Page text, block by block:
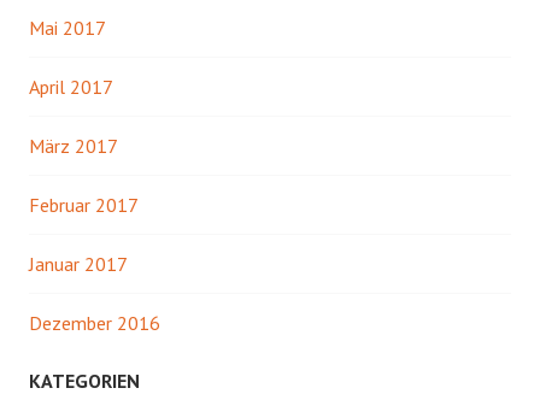
Mai 2017
April 2017
März 2017
Februar 2017
Januar 2017
Dezember 2016
KATEGORIEN